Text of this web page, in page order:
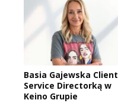
Basia Gajewska Client
Service Directorką w
Keino Grupie